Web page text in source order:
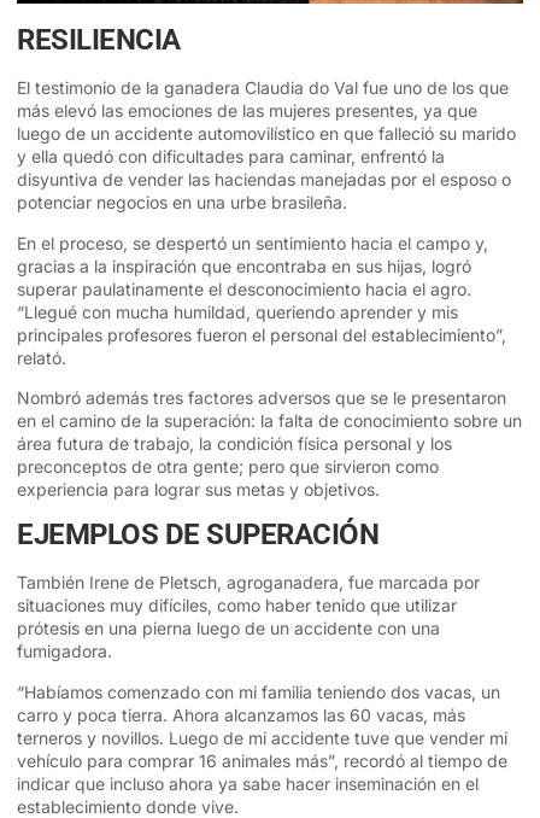
RESILIENCIA
El testimonio de la ganadera Claudia do Val fue uno de los que
más elevó las emociones de las mujeres presentes, ya que
luego de un accidente automovilístico en que falleció su marido
y ella quedó con dificultades para caminar, enfrentó la
disyuntiva de vender las haciendas manejadas por el esposo o
potenciar negocios en una urbe brasileña.
En el proceso, se despertó un sentimiento hacia el campo y,
gracias a la inspiración que encontraba en sus hijas, logró
superar paulatinamente el desconocimiento hacia el agro.
“Llegué con mucha humildad, queriendo aprender y mis
principales profesores fueron el personal del establecimiento”,
relató.
Nombró además tres factores adversos que se le presentaron
en el camino de la superación: la falta de conocimiento sobre un
área futura de trabajo, la condición física personal y los
preconceptos de otra gente; pero que sirvieron como
experiencia para lograr sus metas y objetivos.
EJEMPLOS DE SUPERACIÓN
También Irene de Pletsch, agroganadera, fue marcada por
situaciones muy difíciles, como haber tenido que utilizar
prótesis en una pierna luego de un accidente con una
fumigadora.
“Habíamos comenzado con mi familia teniendo dos vacas, un
carro y poca tierra. Ahora alcanzamos las 60 vacas, más
terneros y novillos. Luego de mi accidente tuve que vender mi
vehículo para comprar 16 animales más”, recordó al tiempo de
indicar que incluso ahora ya sabe hacer inseminación en el
establecimiento donde vive.